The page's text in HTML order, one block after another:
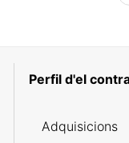
Adquisicions